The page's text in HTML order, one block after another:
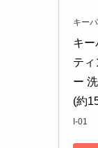
キー
キー
テ
ー
(約
I-01